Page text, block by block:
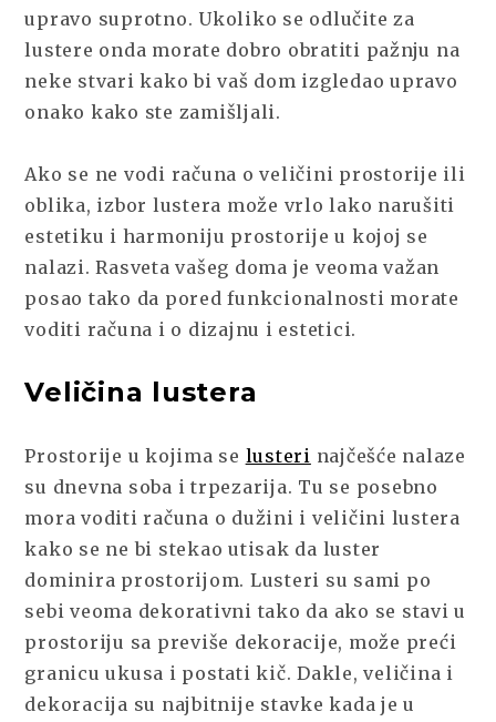
ZA
DOM
upravo suprotno. Ukoliko se odlučite za
lustere onda morate dobro obratiti pažnju na
neke stvari kako bi vaš dom izgledao upravo
onako kako ste zamišljali.
Ako se ne vodi računa o veličini prostorije ili
oblika, izbor lustera može vrlo lako narušiti
estetiku i harmoniju prostorije u kojoj se
nalazi. Rasveta vašeg doma je veoma važan
posao tako da pored funkcionalnosti morate
voditi računa i o dizajnu i estetici.
Veličina lustera
Prostorije u kojima se lusteri najčešće nalaze
su dnevna soba i trpezarija. Tu se posebno
mora voditi računa o dužini i veličini lustera
kako se ne bi stekao utisak da luster
dominira prostorijom. Lusteri su sami po
sebi veoma dekorativni tako da ako se stavi u
prostoriju sa previše dekoracije, može preći
granicu ukusa i postati kič. Dakle, veličina i
dekoracija su najbitnije stavke kada je u